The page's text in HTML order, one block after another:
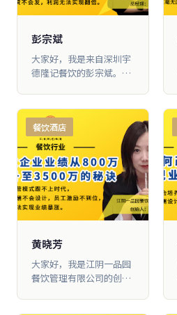
彭宗斌
大家好，我是来自深圳宇
德隆记餐饮的彭宗斌。跟
一年7000多万做到现在一
年1.3个亿，实现业绩翻
倍、利润翻倍。很多 人都
问我成功的秘诀，我觉得
我做得最正确的一件事就
是选择了在大脑营行学习
餐饮酒店
黄晓芳
大家好，我是江阴一品园
餐饮管理有限公司的创始